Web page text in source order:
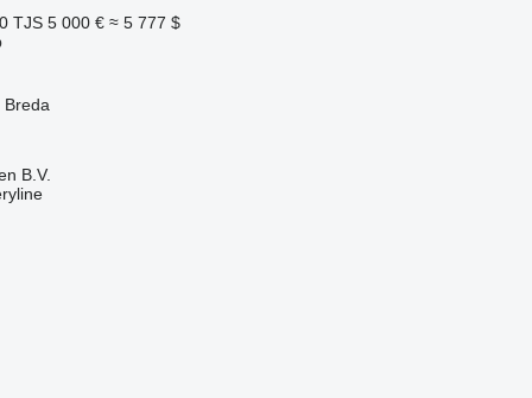
TJS 5 000 € ≈ 5 777 $
B.V.